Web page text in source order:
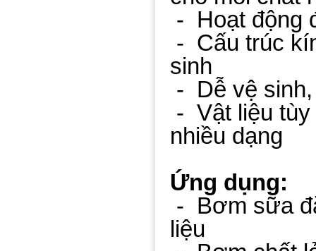
- Hoạt động
- Cấu trúc
sinh
- Dễ vệ
- Vật liệu
nhiều dạng
Ứng dụng:
- Bơm sữa
liệu